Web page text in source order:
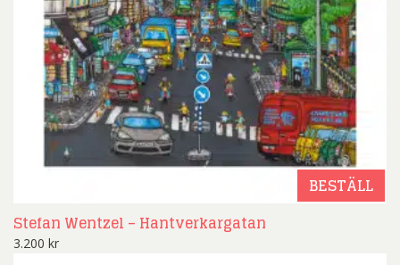
BESTÄLL
Stefan Wentzel – Hantverkargatan
3.200 kr